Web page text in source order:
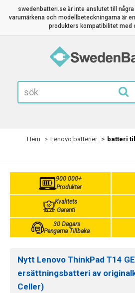
swedenbatteri.se är inte anslutet till några
varumärkena och modellbeteckningarna är
produkters kompatibilitet med
Hem Lenovo batterier
batteri
900 000+
Produkter
Kvalitets
Garanti
30 Dagars
Pengarna Tillbaka
Nytt Lenovo ThinkPad T14
ersättningsbatteri av
Celler)